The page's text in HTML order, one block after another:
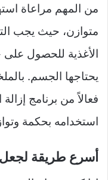
من المهم مراعاة
متوازن، حيث يجب
الأغذية للحصول على
يحتاجها الجسم.
فعالاً من برنامج
استخدامه بحكمة
أسرع طريقة